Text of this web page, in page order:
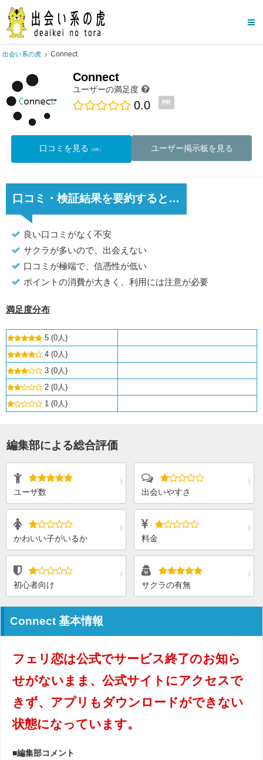
出会い系の虎 Connect
Connect
ユーザーの満足度
0.0 PR
口コミを見る （0件） ユーザー掲示板を見る
口コミ・検証結果を要約すると…
良い口コミがなく不安
サクラが多いので、出会えない
口コミが極端で、信憑性が低い
ポイントの消費が大きく、利用には注意が必要
満足度分布
5 (0人)
4 (0人)
3 (0人)
2 (0人)
1 (0人)
編集部による総合評価
ユーザ数 出会いやすさ
かわいい子がいるか 料金
初心者向け サクラの有無
Connect 基本情報
フェリ恋は公式でサービス終了のお知ら
せがないまま、公式サイトにアクセスで
きず、アプリもダウンロードができない
状態になっています。
■編集部コメント